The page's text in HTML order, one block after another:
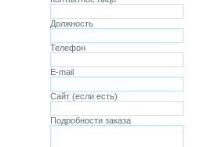
Должность
Телефон
E-mail
Сайт (если есть)
Подробности заказа